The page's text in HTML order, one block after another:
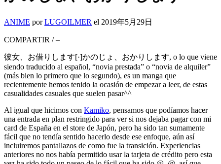
ANIME por LUGOILMER el 2019年5月29日
COMPARTIR / –
彼女、お借りします[·]かのじょ、おかりします, o lo que viene
siendo traducido al español, “novia prestada” o “novia de alquiler”
(más bien lo primero que lo segundo), es un manga que
recientemente hemos tenido la ocasión de empezar a leer, de estas
casualidades casuales que suelen pasar^^
Al igual que hicimos con Kamiko, pensamos que podíamos hacer
una entrada en plan restringido para ver si nos dejaba pagar con mi
card de España en el store de Japón, pero ha sido tan sumamente
fácil que no tendía sentido hacerlo desde ese enfoque, aún así
incluiremos pantallazos de como fue la transición. Experiencias
anteriores no nos había permitido usar la tarjeta de crédito pero esta